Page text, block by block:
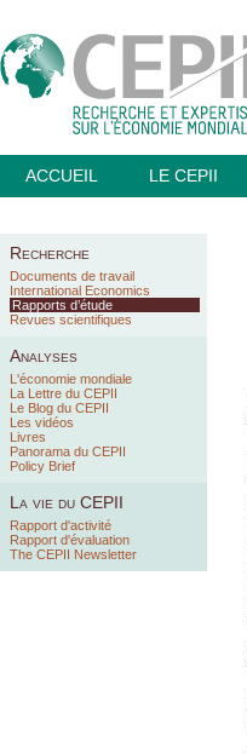
ACCUEIL LE CEPII
Recherche
Documents de travail
International Economics
Rapports d’étude
Revues scientifiques
Analyses
L'économie mondiale
La Lettre du CEPII
Le Blog du CEPII
Les vidéos
Livres
Panorama du CEPII
Policy Brief
La vie du CEPII
Rapport d'activité
Rapport d'évaluation
The CEPII Newsletter